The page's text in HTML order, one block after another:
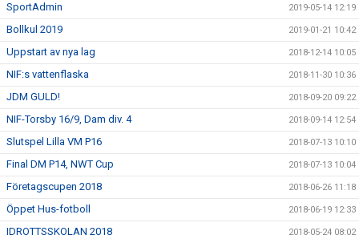
SportAdmin 2019-05-14 12:19
Bollkul 2019 2019-01-21 10:42
Uppstart av nya lag 2018-12-14 10:05
NIF:s vattenflaska 2018-11-30 10:36
JDM GULD! 2018-09-20 09:22
NIF-Torsby 16/9, Dam div. 4 2018-09-14 12:54
Slutspel Lilla VM P16 2018-07-13 10:10
Final DM P14, NWT Cup 2018-07-13 10:04
Företagscupen 2018 2018-06-26 11:18
Öppet Hus-fotboll 2018-06-19 12:33
IDROTTSSKOLAN 2018 2018-05-24 08:02